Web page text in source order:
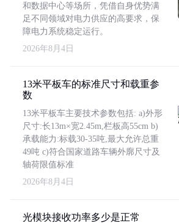
和数据中心等场所，凭借自身优势满
足不同领域对电力供应的高要求，保
障电力系统稳定运行。
2026年8月4日
13米平板车的标准尺寸和载重参
数
13米平板车主要技术参数包括: a)外形
尺寸:长13m×宽2.45m,栏板高55cm b)
承载能力:标载30-35吨,最大允许总重
49吨 c)符合国家道路车辆外廓尺寸及
轴荷限值标准
2026年8月4日
光模块接收功率多少是正常